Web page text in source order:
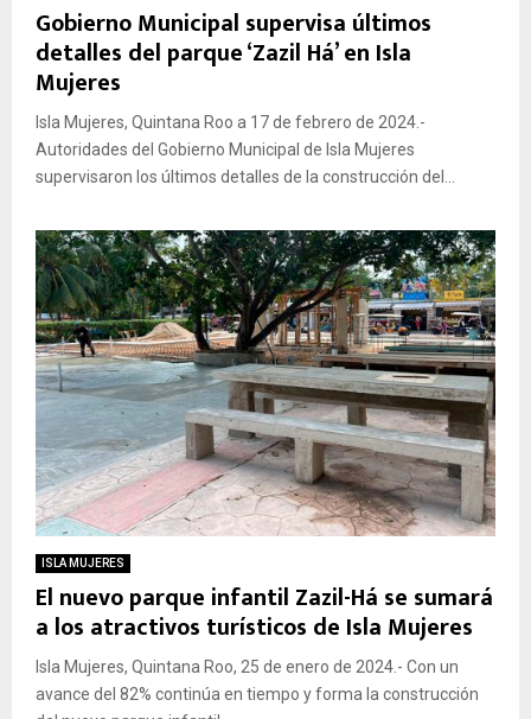
Gobierno Municipal supervisa últimos
detalles del parque ‘Zazil Há’ en Isla
Mujeres
Isla Mujeres, Quintana Roo a 17 de febrero de 2024.-
Autoridades del Gobierno Municipal de Isla Mujeres
supervisaron los últimos detalles de la construcción del...
ISLA MUJERES
El nuevo parque infantil Zazil-Há se sumará
a los atractivos turísticos de Isla Mujeres
Isla Mujeres, Quintana Roo, 25 de enero de 2024.- Con un
avance del 82% continúa en tiempo y forma la construcción